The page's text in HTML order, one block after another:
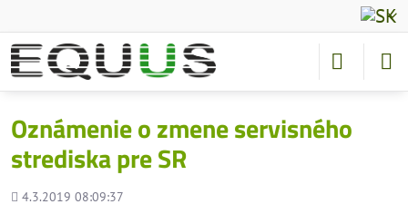
Oznámenie o zmene servisného
strediska pre SR
Pridané
4.3.2019 08:09:37